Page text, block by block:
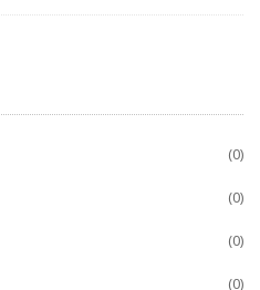
(0)
(0)
(0)
(0)